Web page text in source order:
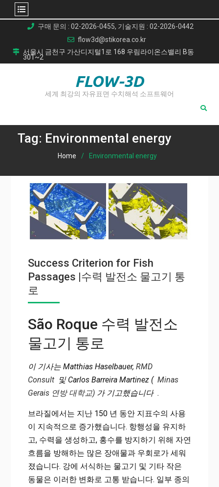
content
구매 문의 : 02-2026-0455, 기술지원 : 02-2026-0442
flow3d@stikorea.co.kr
서울시 금천구 가산디지털1로 168 우림라이온스밸리 B동
301~2
FLOW-3D
세계 최강의 자유표면 수치해석 소프트웨어
Tag: Environmental energy
Home Environmental energy
Success Criterion for Fish
Passages |수력 발전소 물고기 통
로
São Roque 수력 발전소
물고기 통로
이 기사는 Matthias Haselbauer, RMD
Consult 및 Carlos Barreira Martinez ( Minas
Gerais 연방 대학교)가 기고했습니다 .
브라질에서는 지난 150 년 동안 지표수의 사용
이 지속적으로 증가했습니다. 항행성을 유지하
고, 수력을 생성하고, 홍수를 방지하기 위해 자연
흐름을 방해하는 많은 장애물과 우회로가 세워
졌습니다. 강에 서식하는 물고기 및 기타 작은
동물은 이러한 변화로 고통 받습니다. 일부 종의